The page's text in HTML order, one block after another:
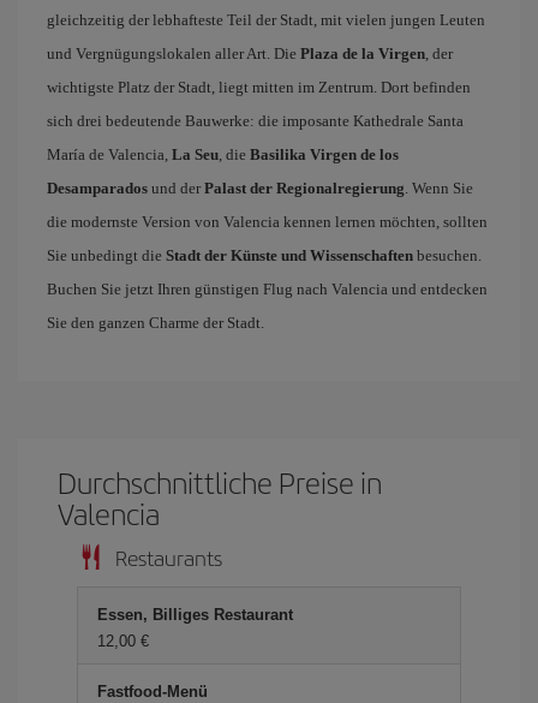
gleichzeitig der lebhafteste Teil der Stadt, mit vielen jungen Leuten
und Vergnügungslokalen aller Art. Die Plaza de la Virgen, der
wichtigste Platz der Stadt, liegt mitten im Zentrum. Dort befinden
sich drei bedeutende Bauwerke: die imposante Kathedrale Santa
María de Valencia, La Seu, die Basilika Virgen de los
Desamparados und der Palast der Regionalregierung. Wenn Sie
die modernste Version von Valencia kennen lernen möchten, sollten
Sie unbedingt die Stadt der Künste und Wissenschaften besuchen.
Buchen Sie jetzt Ihren günstigen Flug nach Valencia und entdecken
Sie den ganzen Charme der Stadt.
Durchschnittliche Preise in
Valencia
Restaurants
Essen, Billiges Restaurant
12,00 €
Fastfood-Menü